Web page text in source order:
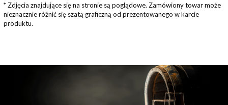
* Zdjęcia znajdujące się na stronie są poglądowe. Zamówiony towar może
nieznacznie różnić się szatą graficzną od prezentowanego w karcie
produktu.